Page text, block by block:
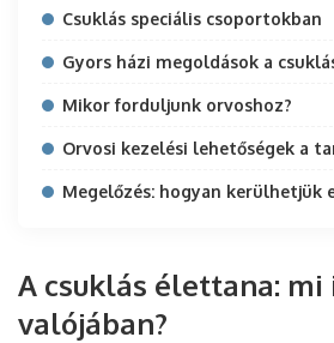
Csuklás speciális csoportokban
Gyors házi megoldások a
Mikor forduljunk orvoshoz?
Orvosi kezelési lehetőségek a
Megelőzés: hogyan kerülhetjük
A csuklás élettana:
valójában?